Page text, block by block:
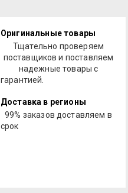
Оригинальные товары
Тщательно проверяем
поставщиков и поставляем
надежные товары с
гарантией.
Доставка в регионы
99% заказов доставляем в
срок